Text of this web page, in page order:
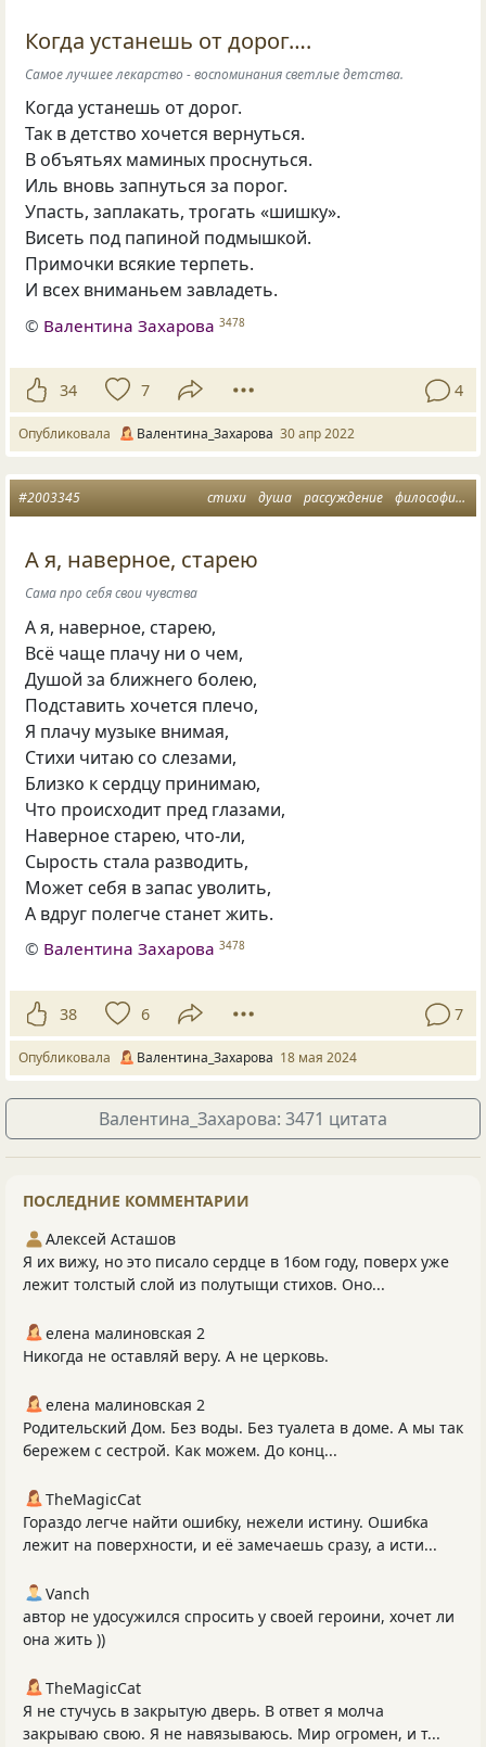
Когда устанешь от дорог….
Самое лучшее лекарство - воспоминания светлые детства.
Когда устанешь от дорог.
Так в детство хочется вернуться.
В объятьях маминых проснуться.
Иль вновь запнуться за порог.
Упасть, заплакать, трогать «шишку».
Висеть под папиной подмышкой.
Примочки всякие терпеть.
И всех вниманьем завладеть.
© Валентина Захарова 3478
34 7 4
Опубликовала Валентина_Захарова 30 апр 2022
стихи душа рассуждение философия жизни
#2003345
А я, наверное, старею
Сама про себя свои чувства
А я, наверное, старею,
Всё чаще плачу ни о чем,
Душой за ближнего болею,
Подставить хочется плечо,
Я плачу музыке внимая,
Стихи читаю со слезами,
Близко к сердцу принимаю,
Что происходит пред глазами,
Наверное старею, что-ли,
Сырость стала разводить,
Может себя в запас уволить,
А вдруг полегче станет жить.
© Валентина Захарова 3478
38 6 7
Опубликовала Валентина_Захарова 18 мая 2024
Валентина_Захарова: 3471 цитата
ПОСЛЕДНИЕ КОММЕНТАРИИ
Алексей Асташов
Я их вижу, но это писало сердце в 16ом году, поверх уже
лежит толстый слой из полутыщи стихов. Оно...
елена малиновская 2
Никогда не оставляй веру. А не церковь.
елена малиновская 2
Родительский Дом. Без воды. Без туалета в доме. А мы так
бережем с сестрой. Как можем. До конц...
TheMagicCat
Гораздо легче найти ошибку, нежели истину. Ошибка
лежит на поверхности, и её замечаешь сразу, а исти...
Vanch
автор не удосужился спросить у своей героини, хочет ли
она жить ))
TheMagicCat
Я не стучусь в закрытую дверь. В ответ я молча
закрываю свою. Я не навязываюсь. Мир огромен, и т...